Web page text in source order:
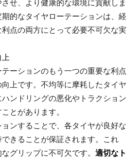
せ、より健康的な環境に貢献しま
的なタイヤローテーションは、経
点の両方にとって必要不可欠な実
上
ーションのもう一つの重要な利点
上です。不均等に摩耗したタイヤ
ンドリングの悪化やトラクション
とがあります。
ンすることで、各タイヤが良好な
できることが保証されます。これ
グリップに不可欠です。 適切なト